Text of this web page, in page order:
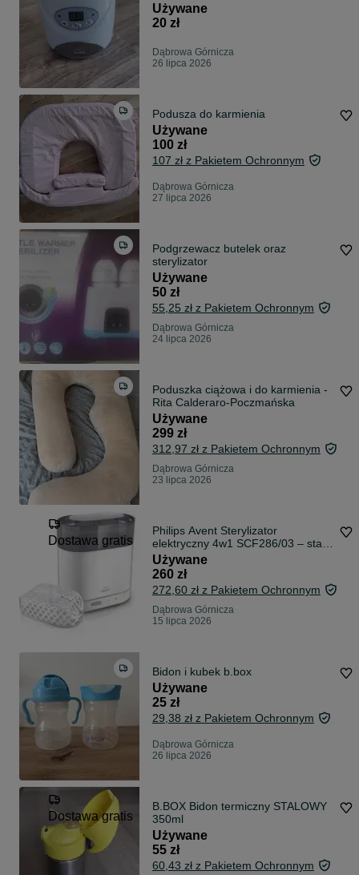
Używane
20 zł
Dąbrowa Górnicza
26 lipca 2026
Podusza do karmienia
Używane
100 zł
107 zł z Pakietem Ochronnym
Dąbrowa Górnicza
27 lipca 2026
Podgrzewacz butelek oraz
sterylizator
Używane
50 zł
55,25 zł z Pakietem Ochronnym
Dąbrowa Górnicza
24 lipca 2026
Poduszka ciążowa i do karmienia -
Rita Calderaro-Poczmańska
Używane
299 zł
312,97 zł z Pakietem Ochronnym
Dąbrowa Górnicza
23 lipca 2026
Dostawa gratis
Philips Avent Sterylizator
elektryczny 4w1 SCF286/03 – stan
idealny
Używane
260 zł
272,60 zł z Pakietem Ochronnym
Dąbrowa Górnicza
15 lipca 2026
Bidon i kubek b.box
Używane
25 zł
29,38 zł z Pakietem Ochronnym
Dąbrowa Górnicza
26 lipca 2026
Dostawa gratis
B.BOX Bidon termiczny STALOWY
350ml
Używane
55 zł
60,43 zł z Pakietem Ochronnym